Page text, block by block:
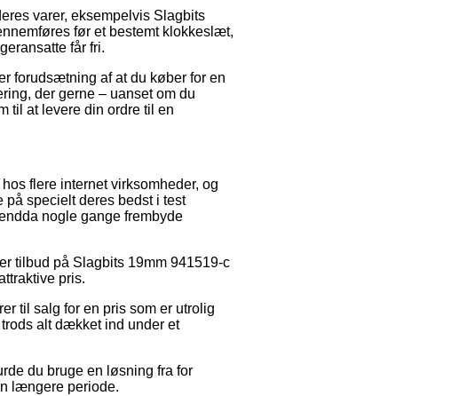
varer, eksempelvis Slagbits
før et bestemt klokkeslæt,
får fri.
forudsætning af at du køber for en
der gerne – uanset om du
til at levere din ordre til en
flere internet virksomheder, og
specielt deres bedst i test
nogle gange frembyde
tilbud på Slagbits 19mm 941519-c
pris.
til salg for en pris som er utrolig
alt dækket ind under et
du bruge en løsning fra for
længere periode.